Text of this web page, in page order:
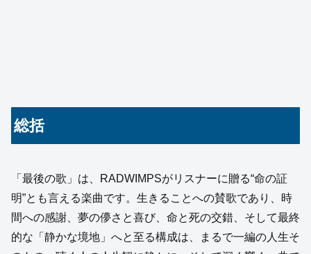
総括
「最後の歌」は、RADWIMPSがリスナーに贈る“命の証
明”とも言える楽曲です。生きることへの賛歌であり、時
間への感謝、夢の儚さと喜び、命と死の交錯、そして最終
的な「静かな境地」へと至る構成は、まるで一編の人生そ